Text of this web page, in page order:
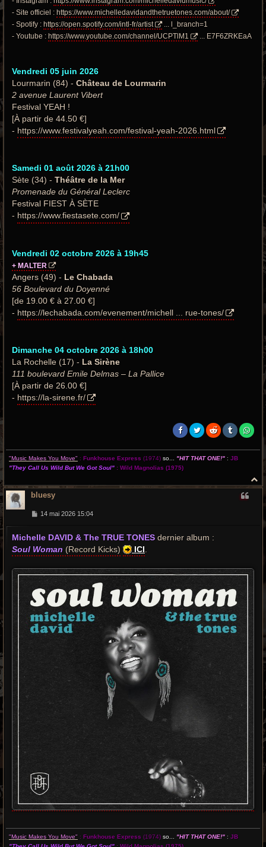
- Site officiel : https://www.michelledavidandthetruetones.com/about/
- Spotify : https://open.spotify.com/intl-fr/artist
... l_branch=1
- Youtube : https://www.youtube.com/channel/UCPTlM1 ... E7F6ZRKEaA
Vendredi 05 juin 2026
Lourmarin (84) - Château de Lourmarin
2 avenue Laurent Vibert
Festival YEAH !
[À partir de 44.50 €]
- https://www.festivalyeah.com/festival-yeah-2026.html
Samedi 01 août 2026 à 21h00
Sète (34) - Théâtre de la Mer
Promenade du Général Leclerc
Festival FIEST À SÈTE
- https://www.fiestasete.com/
Vendredi 02 octobre 2026 à 19h45
+ MALTER
Angers (49) - Le Chabada
56 Boulevard du Doyenné
[de 19.00 € à 27.00 €]
- https://lechabada.com/evenement/michell ... rue-tones/
Dimanche 04 octobre 2026 à 18h00
La Rochelle (17) - La Sirène
111 boulevard Emile Delmas – La Pallice
[À partir de 26.00 €]
- https://la-sirene.fr/
"Music Makes You Move" : Funkhouse Express (1974) so... "HIT THAT ONE!" : JB
"They Call Us Wild But We Got Soul" : Wild Magnolias (1975)
a
bluesy
M
s
g
14 mai 2026 15:04
Michelle DAVID & The TRUE TONES dernier album :
Soul Woman (Record Kicks) ICI
"Music Makes You Move" : Funkhouse Express (1974) so... "HIT THAT ONE!" : JB